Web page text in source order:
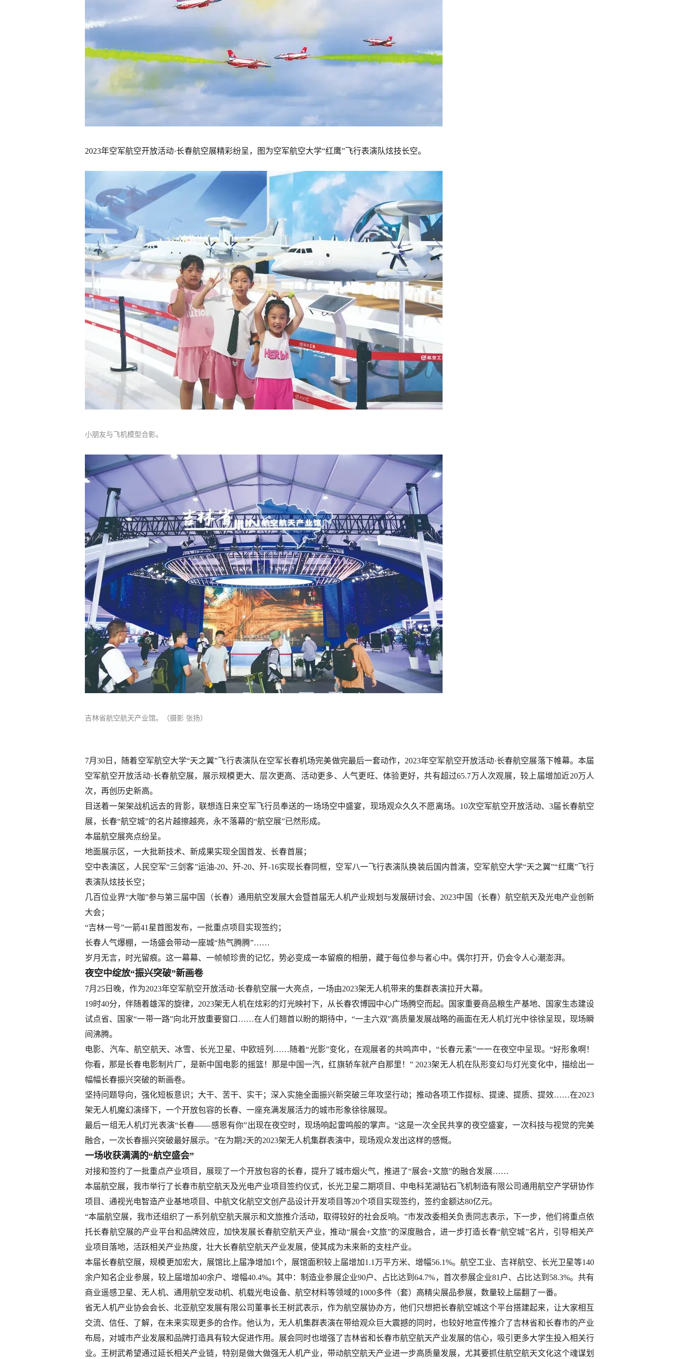
2023年空军航空开放活动·长春航空展精彩纷呈，图为空军航空大学“红鹰”飞行表演队炫技长空。
小朋友与飞机模型合影。
吉林省航空航天产业馆。（摄影 张扬）
7月30日，随着空军航空大学“天之翼”飞行表演队在空军长春机场完美做完最后一套动作，2023年空军航空开放活动·长春航空展落下帷幕。本届
空军航空开放活动·长春航空展，展示规模更大、层次更高、活动更多、人气更旺、体验更好，共有超过65.7万人次观展，较上届增加近20万人
次，再创历史新高。
目送着一架架战机远去的背影，联想连日来空军飞行员奉送的一场场空中盛宴，现场观众久久不愿离场。10次空军航空开放活动、3届长春航空
展，长春“航空城”的名片越擦越亮，永不落幕的“航空展”已然形成。
本届航空展亮点纷呈。
地面展示区，一大批新技术、新成果实现全国首发、长春首展；
空中表演区，人民空军“三剑客”运油-20、歼-20、歼-16实现长春同框，空军八一飞行表演队换装后国内首演，空军航空大学“天之翼”“红鹰”飞行
表演队炫技长空；
几百位业界“大咖”参与第三届中国（长春）通用航空发展大会暨首届无人机产业规划与发展研讨会、2023中国（长春）航空航天及光电产业创新
大会；
“吉林一号”一箭41星首图发布，一批重点项目实现签约；
长春人气爆棚，一场盛会带动一座城“热气腾腾”……
岁月无言，时光留痕。这一幕幕、一帧帧珍贵的记忆，势必变成一本留痕的相册，藏于每位参与者心中。偶尔打开，仍会令人心潮澎湃。
夜空中绽放“振兴突破”新画卷
7月25日晚，作为2023年空军航空开放活动·长春航空展一大亮点，一场由2023架无人机带来的集群表演拉开大幕。
19时40分，伴随着雄浑的旋律，2023架无人机在炫彩的灯光映衬下，从长春农博园中心广场腾空而起。国家重要商品粮生产基地、国家生态建设
试点省、国家“一带一路”向北开放重要窗口……在人们翘首以盼的期待中，“一主六双”高质量发展战略的画面在无人机灯光中徐徐呈现，现场瞬
间沸腾。
电影、汽车、航空航天、冰雪、长光卫星、中欧班列……随着“光影”变化，在观展者的共鸣声中，“长春元素”一一在夜空中呈现。“好形象啊！
你看，那是长春电影制片厂，是新中国电影的摇篮！那是中国一汽，红旗轿车就产自那里！” 2023架无人机在队形变幻与灯光变化中，描绘出一
幅幅长春振兴突破的新画卷。
坚持问题导向，强化短板意识；大干、苦干、实干；深入实施全面振兴新突破三年攻坚行动；推动各项工作提标、提速、提质、提效……在2023
架无人机魔幻演绎下，一个开放包容的长春、一座充满发展活力的城市形象徐徐展现。
最后一组无人机灯光表演“长春——感恩有你”出现在夜空时，现场响起雷鸣般的掌声。“这是一次全民共享的夜空盛宴，一次科技与视觉的完美
融合，一次长春振兴突破最好展示。”在为期2天的2023架无人机集群表演中，现场观众发出这样的感慨。
一场收获满满的“航空盛会”
对接和签约了一批重点产业项目，展现了一个开放包容的长春，提升了城市烟火气，推进了“展会+文旅”的融合发展……
本届航空展，我市举行了长春市航空航天及光电产业项目签约仪式，长光卫星二期项目、中电科芜湖钻石飞机制造有限公司通用航空产学研协作
项目、通视光电智造产业基地项目、中航文化航空文创产品设计开发项目等20个项目实现签约，签约金额达80亿元。
“本届航空展，我市还组织了一系列航空航天展示和文旅推介活动，取得较好的社会反响。”市发改委相关负责同志表示，下一步，他们将重点依
托长春航空展的产业平台和品牌效应，加快发展长春航空航天产业，推动“展会+文旅”的深度融合，进一步打造长春“航空城”名片，引导相关产
业项目落地，活跃相关产业热度，壮大长春航空航天产业发展，使其成为未来新的支柱产业。
本届长春航空展，规模更加宏大，展馆比上届净增加1个，展馆面积较上届增加1.1万平方米、增幅56.1%。航空工业、吉祥航空、长光卫星等140
余户知名企业参展，较上届增加40余户、增幅40.4%。其中：制造业参展企业90户、占比达到64.7%，首次参展企业81户、占比达到58.3%。共有
商业遥感卫星、无人机、通用航空发动机、机载光电设备、航空材料等领域的1000多件（套）高精尖展品参展，数量较上届翻了一番。
省无人机产业协会会长、北亚航空发展有限公司董事长王树武表示，作为航空展协办方，他们只想把长春航空城这个平台搭建起来，让大家相互
交流、信任、了解，在未来实现更多的合作。他认为，无人机集群表演在带给观众巨大震撼的同时，也较好地宣传推介了吉林省和长春市的产业
布局，对城市产业发展和品牌打造具有较大促进作用。展会同时也增强了吉林省和长春市航空航天产业发展的信心，吸引更多大学生投入相关行
业。王树武希望通过延长相关产业链，特别是做大做强无人机产业，带动航空航天产业进一步高质量发展，尤其要抓住航空航天文化这个魂谋划